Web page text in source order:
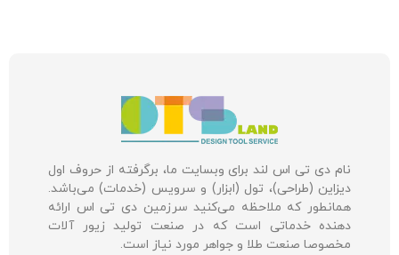
نام دی تی اس لند برای وبسایت ما، برگرفته از حروف اول
دیزاین (طراحی)، تول (ابزار) و سرویس (خدمات) می‌باشد.
همانطور که ملاحظه می‌کنید سرزمین دی تی اس ارائه
دهنده خدماتی است که در صنعت تولید زیور آلات
مخصوصا صنعت طلا و جواهر مورد نیاز است.